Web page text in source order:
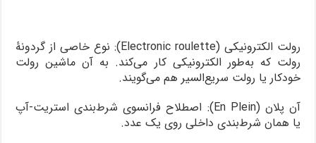
رولت الکترونیکی (Electronic roulette): نوع خاصی از گردونۀ
رولت که به‌طور الکترونیکی کار می‌کند. به آن ماشین رولت
خودکار یا رولت سریع‌السیر هم می‌گویند.
آن پلان (En Plein): اصطلاح فرانسوی شرط‌بندی استریت-آپ
یا همان شرط‌بندی داخلی روی یک عدد.